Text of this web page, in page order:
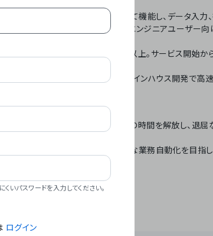
」**: SaaS連携データベースとして機能し、データ入力、
、日報作成などの業務を自動化。非エンジニアユーザー
20,000社超、直近成長率300%以上。サービス開始か
化技術を1プラットフォームで完結。インハウス開発で高
Time」 – テクノロジーで人々の時間を解放し、退屈
Business Automation」 – 世界的な業務自動化を目指し
パスワードを入力してください。
ログイン